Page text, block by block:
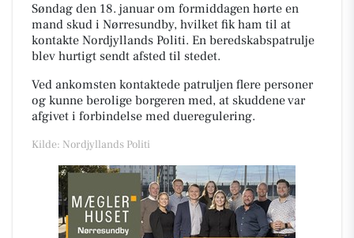
Søndag den 18. januar om formiddagen hørte en
mand skud i Nørresundby, hvilket fik ham til at
kontakte Nordjyllands Politi. En beredskabspatrulje
blev hurtigt sendt afsted til stedet.
Ved ankomsten kontaktede patruljen flere personer
og kunne berolige borgeren med, at skuddene var
afgivet i forbindelse med dueregulering.
Kilde: Nordjyllands Politi